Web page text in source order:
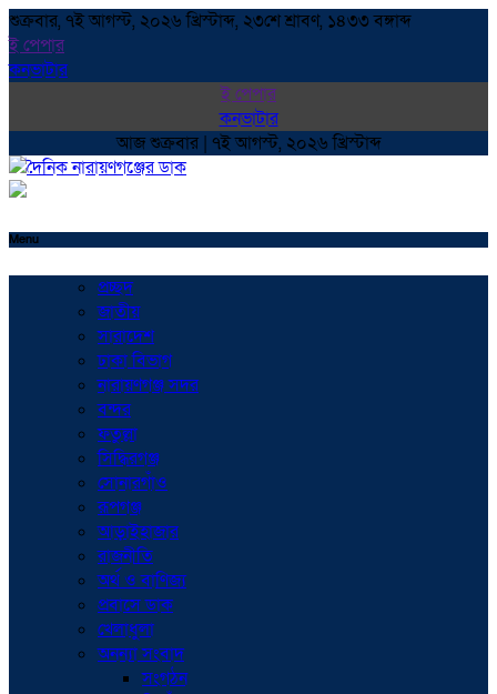
শুক্রবার, ৭ই আগস্ট, ২০২৬ খ্রিস্টাব্দ, ২৩শে শ্রাবণ, ১৪৩৩ বঙ্গাব্দ
ই পেপার
কনভাটার
ই পেপার
কনভাটার
আজ শুক্রবার | ৭ই আগস্ট, ২০২৬ খ্রিস্টাব্দ
Menu
প্রচ্ছদ
জাতীয়
সারাদেশ
ঢাকা বিভাগ
নারায়ণগঞ্জ সদর
বন্দর
ফতুল্লা
সিদ্ধিরগঞ্জ
সোনারগাঁও
রূপগঞ্জ
আড়াইহাজার
রাজনীতি
অর্থ ও বাণিজ্য
প্রবাসে ডাক
খেলাধুলা
অনন্যা সংবাদ
সংগঠন